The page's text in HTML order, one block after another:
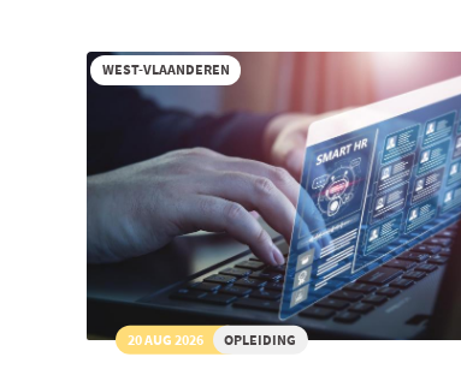
WEST-VLAANDEREN
20 AUG 2026 OPLEIDING